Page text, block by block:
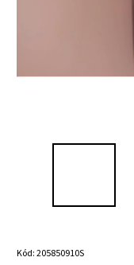
Kód:205850910S